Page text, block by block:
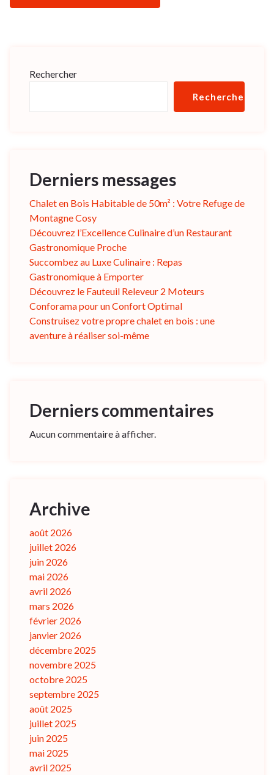
Rechercher
Rechercher
Derniers messages
Chalet en Bois Habitable de 50m² : Votre Refuge de
Montagne Cosy
Découvrez l’Excellence Culinaire d’un Restaurant
Gastronomique Proche
Succombez au Luxe Culinaire : Repas
Gastronomique à Emporter
Découvrez le Fauteuil Releveur 2 Moteurs
Conforama pour un Confort Optimal
Construisez votre propre chalet en bois : une
aventure à réaliser soi-même
Derniers commentaires
Aucun commentaire à afficher.
Archive
août 2026
juillet 2026
juin 2026
mai 2026
avril 2026
mars 2026
février 2026
janvier 2026
décembre 2025
novembre 2025
octobre 2025
septembre 2025
août 2025
juillet 2025
juin 2025
mai 2025
avril 2025